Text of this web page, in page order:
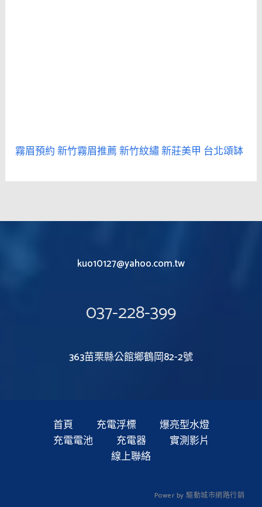
霧眉預約新竹霧眉推薦新竹紋繡新莊美甲 台北頌缽
kuo10127@yahoo.com.tw
037-228-399
363苗栗縣公館鄉鶴岡82-2號
首頁 充電浮標
爆亮型水燈
充電電池
充電器
實測影片
線上聯絡
Power by 驅動城市網路行銷